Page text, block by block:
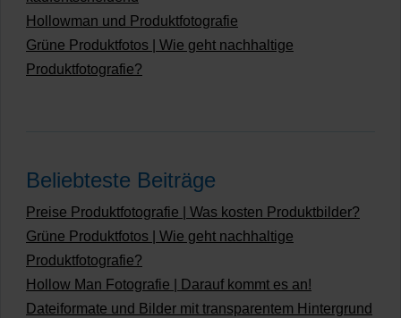
Hollowman und Produktfotografie
Grüne Produktfotos | Wie geht nachhaltige
Produktfotografie?
Beliebteste Beiträge
Preise Produktfotografie | Was kosten Produktbilder?
Grüne Produktfotos | Wie geht nachhaltige
Produktfotografie?
Hollow Man Fotografie | Darauf kommt es an!
Dateiformate und Bilder mit transparentem Hintergrund